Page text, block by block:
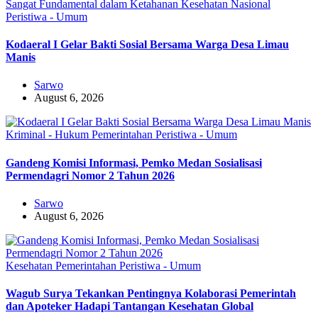
Peristiwa - Umum
Kodaeral I Gelar Bakti Sosial Bersama Warga Desa Limau
Manis
Sarwo
August 6, 2026
Kriminal - Hukum Pemerintahan Peristiwa - Umum
Gandeng Komisi Informasi, Pemko Medan Sosialisasi
Permendagri Nomor 2 Tahun 2026
Sarwo
August 6, 2026
Kesehatan Pemerintahan Peristiwa - Umum
Wagub Surya Tekankan Pentingnya Kolaborasi Pemerintah
dan Apoteker Hadapi Tantangan Kesehatan Global